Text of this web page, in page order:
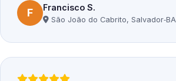
F Francisco S.
São João do Cabrito, Salvador‑BA